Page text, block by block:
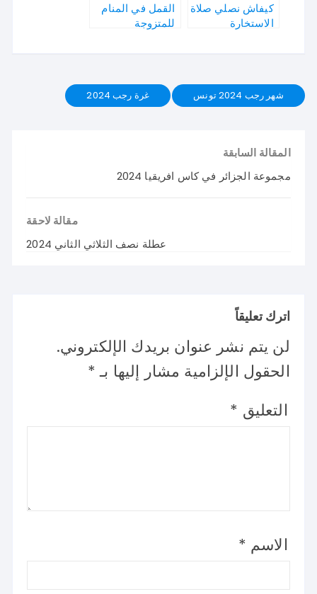
كيفاش نصلي صلاة
الاستخارة
القمل في المنام
للمتزوجة
شهر رجب 2024 تونس غرة رجب 2024
المقالة السابقة
مجموعة الجزائر في كاس افريقيا 2024
مقالة لاحقة
عطلة نصف الثلاثي الثاني 2024
اترك تعليقاً
لن يتم نشر عنوان بريدك الإلكتروني.
الحقول الإلزامية مشار إليها بـ *
التعليق *
الاسم *